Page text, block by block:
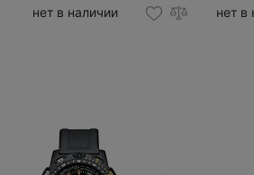
нет в наличии нет в